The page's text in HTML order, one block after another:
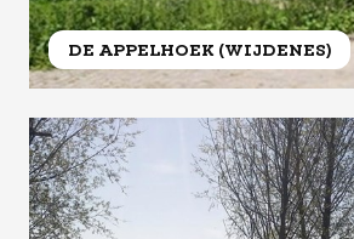
DE APPELHOEK (WIJDENES)